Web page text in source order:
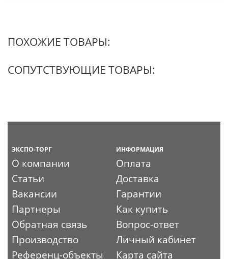
ПОХОЖИЕ ТОВАРЫ:
СОПУТСТВУЮЩИЕ ТОВАРЫ:
ЭКСПО-ТОРГ
О компании
Статьи
Вакансии
Партнеры
Обратная связь
Производство
Референц-объекты
ИНФОРМАЦИЯ
Оплата
Доставка
Гарантии
Как купить
Вопрос-ответ
Личный кабинет
Карта сайта